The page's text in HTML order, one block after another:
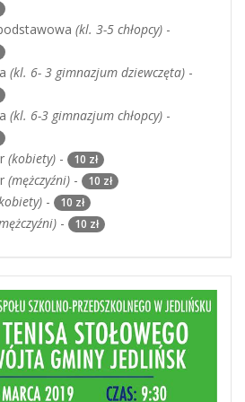
(kl. 3-5 chłopcy) -
(kl. 6- 3 gimnazjum dziewczęta) -
(kl. 6-3 gimnazjum chłopcy) -
(kobiety) - 10 zł
(mężczyźni) - 10 zł
- 10 zł
- 10 zł